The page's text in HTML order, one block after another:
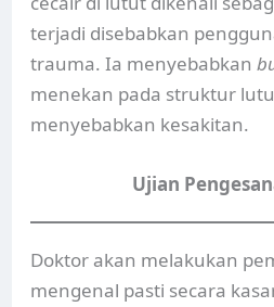
terjadi disebabkan
trauma. Ia menyebabkan
menekan pada struktur
menyebabkan kesakitan.
Ujian
Doktor akan melakukan
mengenal pasti secara